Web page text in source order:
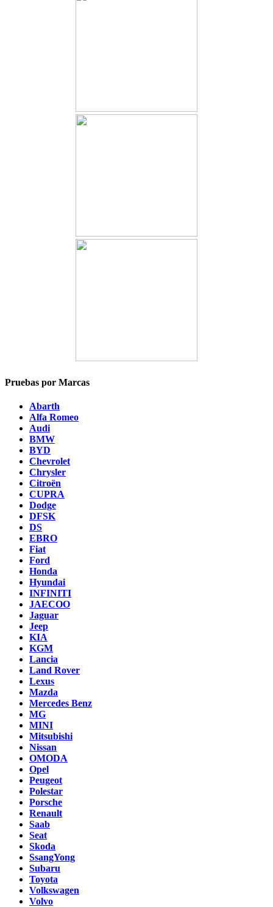
Pruebas por Marcas
Abarth
Alfa Romeo
Audi
BMW
BYD
Chevrolet
Chrysler
Citroën
CUPRA
Dodge
DFSK
DS
EBRO
Fiat
Ford
Honda
Hyundai
INFINITI
JAECOO
Jaguar
Jeep
KIA
KGM
Lancia
Land Rover
Lexus
Mazda
Mercedes Benz
MG
MINI
Mitsubishi
Nissan
OMODA
Opel
Peugeot
Polestar
Porsche
Renault
Saab
Seat
Skoda
SsangYong
Subaru
Toyota
Volkswagen
Volvo